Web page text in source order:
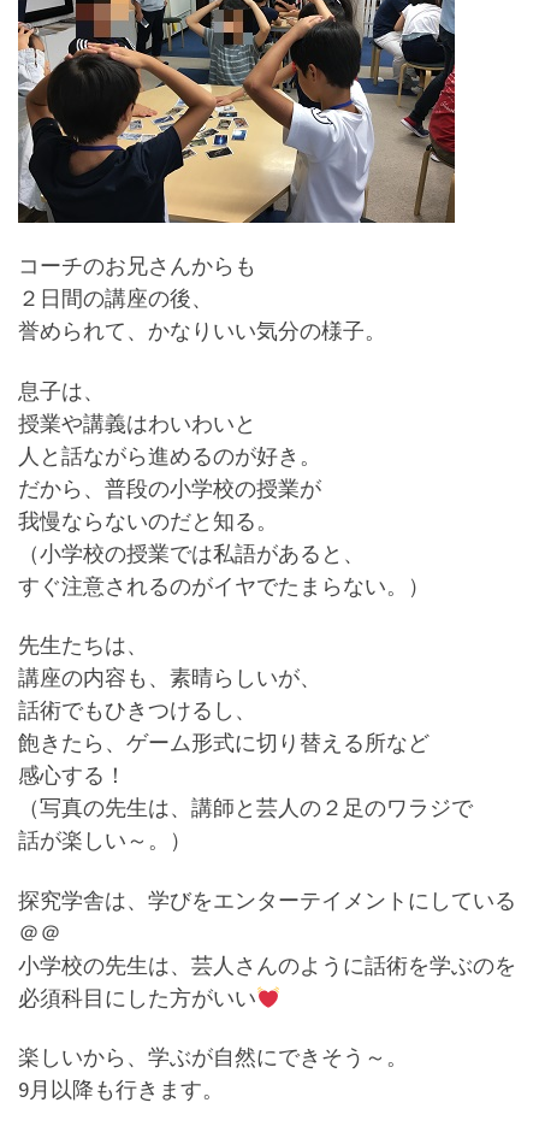
コーチのお兄さんからも
２日間の講座の後、
誉められて、かなりいい気分の様子。
息子は、
授業や講義はわいわいと
人と話ながら進めるのが好き。
だから、普段の小学校の授業が
我慢ならないのだと知る。
（小学校の授業では私語があると、
すぐ注意されるのがイヤでたまらない。）
先生たちは、
講座の内容も、素晴らしいが、
話術でもひきつけるし、
飽きたら、ゲーム形式に切り替える所など
感心する！
（写真の先生は、講師と芸人の２足のワラジで
話が楽しい～。）
探究学舎は、学びをエンターテイメントにしている
＠＠
小学校の先生は、芸人さんのように話術を学ぶのを
必須科目にした方がいい
楽しいから、学ぶが自然にできそう～。
9月以降も行きます。